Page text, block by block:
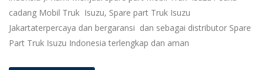
cadang Mobil Truk Isuzu, Spare part Truk Isuzu
Jakartaterpercaya dan bergaransi dan sebagai distributor Spare
Part Truk Isuzu Indonesia terlengkap dan aman